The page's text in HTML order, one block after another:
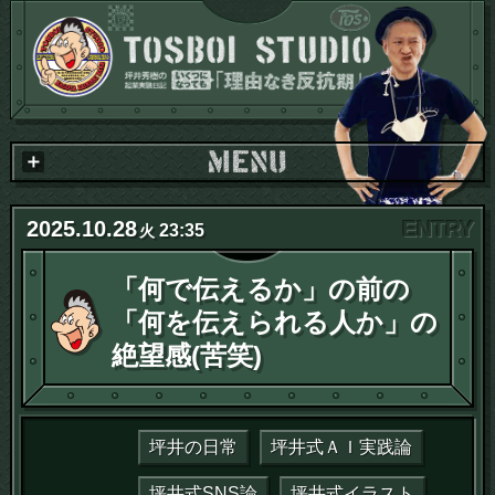
2025.10.28火 23:35
「何で伝えるか」の前の
「何を伝えられる人か」の
絶望感(苦笑)
坪井の日常 坪井式ＡＩ実践論